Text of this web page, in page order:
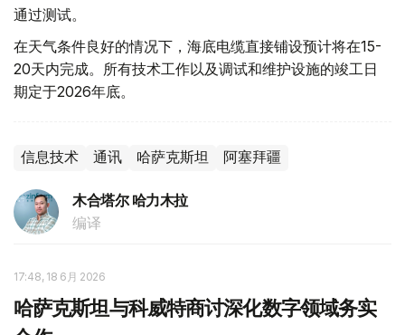
通过测试。
在天气条件良好的情况下，海底电缆直接铺设预计将在15-
20天内完成。所有技术工作以及调试和维护设施的竣工日
期定于2026年底。
信息技术 通讯 哈萨克斯坦 阿塞拜疆
木合塔尔 哈力木拉
编译
17:48, 18 6月 2026
哈萨克斯坦与科威特商讨深化数字领域务实